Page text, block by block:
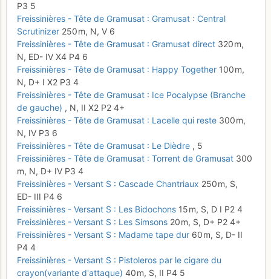
P3 5
Freissinières - Tête de Gramusat : Gramusat : Central
Scrutinizer 250 m, N, V 6
Freissinières - Tête de Gramusat : Gramusat direct 320 m,
N, ED- IV X4 P4 6
Freissinières - Tête de Gramusat : Happy Together 100 m,
N, D+ I X2 P3 4
Freissinières - Tête de Gramusat : Ice Pocalypse (Branche
de gauche) , N, II X2 P2 4+
Freissinières - Tête de Gramusat : Lacelle qui reste 300 m,
N, IV P3 6
Freissinières - Tête de Gramusat : Le Dièdre , 5
Freissinières - Tête de Gramusat : Torrent de Gramusat 300
m, N, D+ IV P3 4
Freissinières - Versant S : Cascade Chantriaux 250 m, S,
ED- III P4 6
Freissinières - Versant S : Les Bidochons 15 m, S, D I P2 4
Freissinières - Versant S : Les Simsons 20 m, S, D+ P2 4+
Freissinières - Versant S : Madame tape dur 60 m, S, D- II
P4 4
Freissinières - Versant S : Pistoleros par le cigare du
crayon(variante d'attaque) 40 m, S, II P4 5